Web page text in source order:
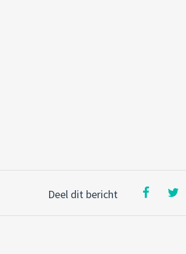
Deel dit bericht